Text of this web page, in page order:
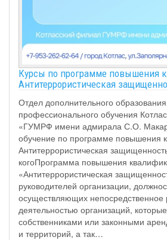
Курсы по программе повышения
Антитеррористическая
Отдел дополнительного
профессионального обучения
«ГУМРФ имени адмирала С.О.
обучение по программе повышения
Антитеррористическая
когоПрограмма повышения
«Антитеррористическая
руководителей организации,
осуществляющих непосредственное
деятельностью организаций,
собственниками или законными
и территорий, а так…